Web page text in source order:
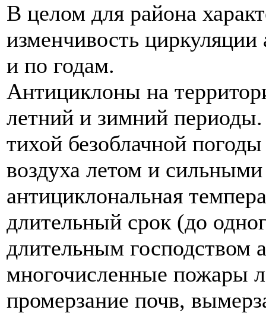
В целом для района
изменчивость
и по годам.
Антициклоны на
летний и зимний
тихой безоблачной
воздуха летом и
антициклональная
длительный срок (до
длительным господством
многочисленные пожары
промерзание почв,